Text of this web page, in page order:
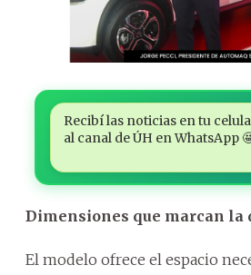
Recibí las noticias en tu
al canal de ÚH en WhatsApp
Dimensiones que marcan la
El modelo ofrece el espacio